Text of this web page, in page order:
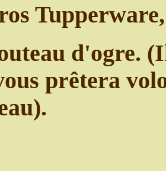
Tupperware,
d'ogre.
prêtera